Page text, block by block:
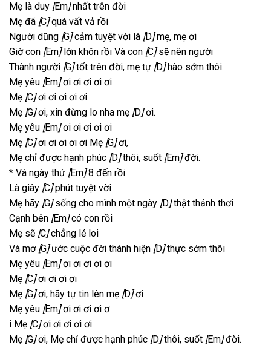
Mẹ là duy [Em]nhất trên đời
Mẹ đã [C]quá vất vả rồi
Người dũng [G]cảm tuyệt vời là [D]mẹ, mẹ ơi
Giờ con [Em]lớn khôn rồi Và con [C]sẽ nên người
Thành người [G]tốt trên đời, mẹ tự [D]hào sớm thôi.
Mẹ yêu [Em]ơi ơi ơi ơi ơi
Mẹ [C]ơi ơi ơi ơi ơi
Mẹ [G]ơi, xin đừng lo nha mẹ [D]ơi.
Mẹ yêu [Em]ơi ơi ơi ơi ơi
Mẹ [C]ơi ơi ơi ơi ơi Mẹ [G]ơi,
Mẹ chỉ được hạnh phúc [D]thôi, suốt [Em]đời.
* Và ngày thứ [Em]8 đến rồi
Là giây [C]phút tuyệt vời
Mẹ hãy [G]sống cho mình một ngày [D]thật thảnh thơi
Cạnh bên [Em]có con rồi
Mẹ sẽ [C]chẳng lẻ loi
Và mơ [G]ước cuộc đời thành hiện [D]thực sớm thôi
Mẹ yêu [Em]ơi ơi ơi ơi ơi
Mẹ [C]ơi ơi ơi ơi
Mẹ [G]ơi, hãy tự tin lên mẹ [D]ơi
Mẹ yêu [Em]ơi ơi ơi ơi ơ
i Mẹ [C]ơi ơi ơi ơi ơi
Mẹ [G]ơi, Mẹ chỉ được hạnh phúc [D]thôi, suốt [Em]đời.